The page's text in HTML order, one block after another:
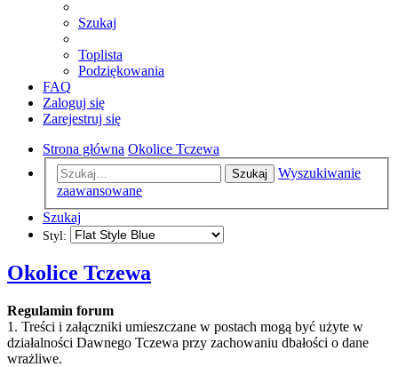
Szukaj
Toplista
Podziękowania
FAQ
Zaloguj się
Zarejestruj się
Strona główna Okolice Tczewa
Szukaj
Wyszukiwanie
zaawansowane
Szukaj
Styl:
Okolice Tczewa
Regulamin forum
1. Treści i załączniki umieszczane w postach mogą być użyte w
działalności Dawnego Tczewa przy zachowaniu dbałości o dane
wrażliwe.